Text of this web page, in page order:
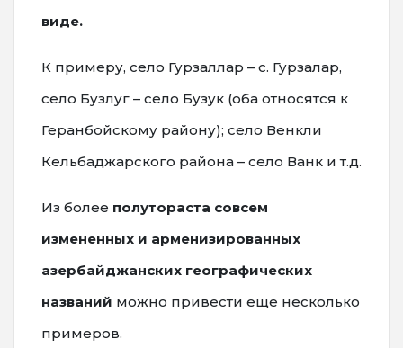
виде.
К примеру, село Гурзаллар – с. Гурзалар,
село Бузлуг – село Бузук (оба относятся к
Геранбойскому району); село Венкли
Кельбаджарского района – село Ванк и т.д.
Из более полутораста совсем
измененных и арменизированных
азербайджанских географических
названий можно привести еще несколько
примеров.